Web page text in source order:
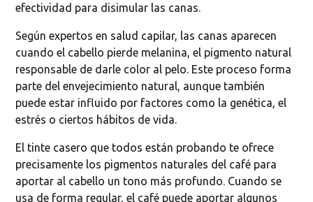
efectividad para disimular las canas.
Según expertos en salud capilar, las canas aparecen
cuando el cabello pierde melanina, el pigmento natural
responsable de darle color al pelo. Este proceso forma
parte del envejecimiento natural, aunque también
puede estar influido por factores como la genética, el
estrés o ciertos hábitos de vida.
El tinte casero que todos están probando te ofrece
precisamente los pigmentos naturales del café para
aportar al cabello un tono más profundo. Cuando se
usa de forma regular, el café puede aportar algunos